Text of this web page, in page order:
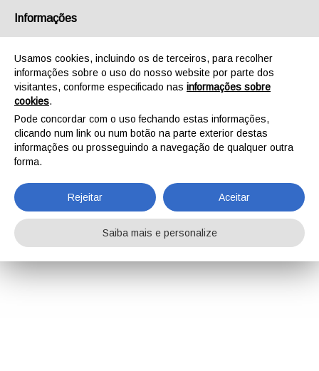
Informações
Usamos cookies, incluindo os de terceiros, para recolher
informações sobre o uso do nosso website por parte dos
visitantes, conforme especificado nas informações sobre
cookies.
Pode concordar com o uso fechando estas informações,
clicando num link ou num botão na parte exterior destas
informações ou prosseguindo a navegação de qualquer outra
forma.
Rejeitar Aceitar
Saiba mais e personalize